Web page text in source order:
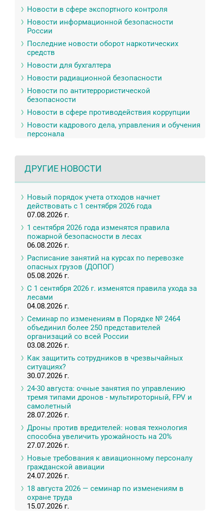
Новости в сфере экспортного контроля
Новости информационной безопасности
России
Последние новости оборот наркотических
средств
Новости для бухгалтера
Новости радиационной безопасности
Новости по антитеррористической
безопасности
Новости в сфере противодействия коррупции
Новости кадрового дела, управления и обучения
персонала
ДРУГИЕ НОВОСТИ
Новый порядок учета отходов начнет
действовать с 1 сентября 2026 года
07.08.2026 г.
1 сентября 2026 года изменятся правила
пожарной безопасности в лесах
06.08.2026 г.
Расписание занятий на курсах по перевозке
опасных грузов (ДОПОГ)
05.08.2026 г.
С 1 сентября 2026 г. изменятся правила ухода за
лесами
04.08.2026 г.
Семинар по изменениям в Порядке № 2464
объединил более 250 представителей
организаций со всей России
03.08.2026 г.
Как защитить сотрудников в чрезвычайных
ситуациях?
30.07.2026 г.
24-30 августа: очные занятия по управлению
тремя типами дронов - мультироторный, FPV и
самолетный
28.07.2026 г.
Дроны против вредителей: новая технология
способна увеличить урожайность на 20%
27.07.2026 г.
Новые требования к авиационному персоналу
гражданской авиации
24.07.2026 г.
18 августа 2026 — семинар по изменениям в
охране труда
15.07.2026 г.